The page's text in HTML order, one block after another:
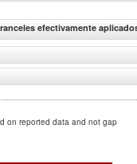
efectivamente
on reported data and not gap